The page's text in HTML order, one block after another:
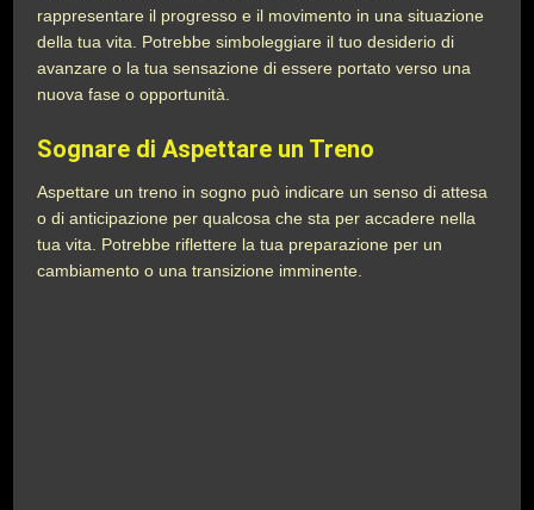
rappresentare il progresso e il movimento in una situazione
della tua vita. Potrebbe simboleggiare il tuo desiderio di
avanzare o la tua sensazione di essere portato verso una
nuova fase o opportunità.
Sognare di Aspettare un Treno
Aspettare un treno in sogno può indicare un senso di attesa
o di anticipazione per qualcosa che sta per accadere nella
tua vita. Potrebbe riflettere la tua preparazione per un
cambiamento o una transizione imminente.